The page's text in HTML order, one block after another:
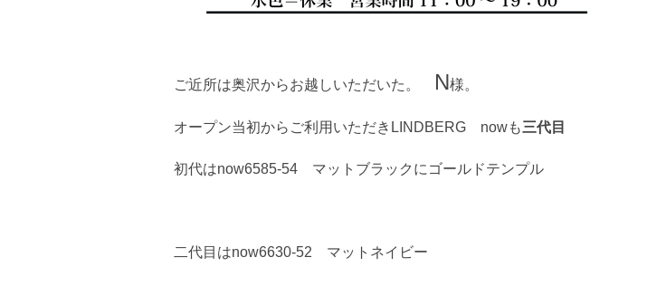
ご近所は奥沢からお越しいただいた。 N様。
オープン当初からご利用いただきLINDBERG nowも三代目
初代はnow6585-54 マットブラックにゴールドテンプル
二代目はnow6630-52 マットネイビー